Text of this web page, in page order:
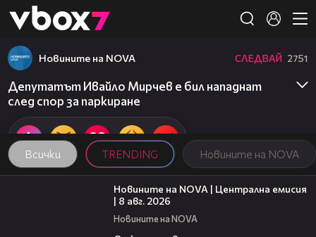
👾
Всички TRENDING Новините на NOVA
Новините на NOVA СЛЕДВАЙ 2751
Депутатът Ивайло Мирчев е бил нападнат
след спор за паркиране
29:15
Новините на NOVA | Централна емисия
| 8 авг. 2026
Новините на NOVA